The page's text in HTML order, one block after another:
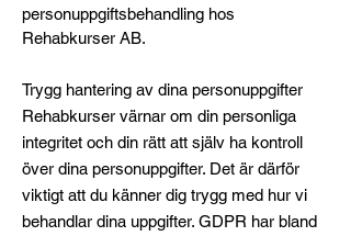
personuppgiftsbehandling hos
Rehabkurser AB.
Trygg hantering av dina personuppgifter
Rehabkurser värnar om din personliga
integritet och din rätt att själv ha kontroll
över dina personuppgifter. Det är därför
viktigt att du känner dig trygg med hur vi
behandlar dina uppgifter. GDPR har bland